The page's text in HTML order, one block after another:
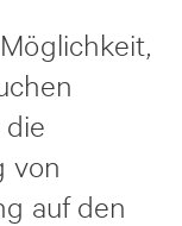
von
auf den